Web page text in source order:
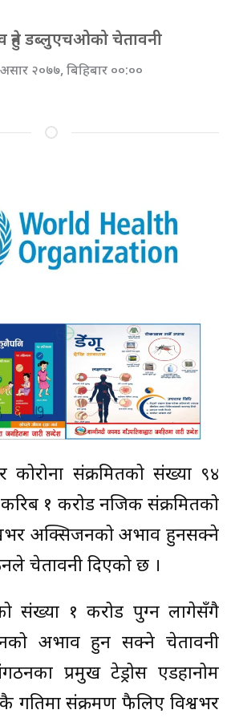
डब्लुएचओको चेतावनी
२०७७, बिहिबार ००:००
कोरोना संक्रमितको संख्या ९४
१ करोड नजिक संक्रमितको
अक्सिजनको अभाव हुनसक्ने
चेतावनी दिएको छ ।
संख्या १ करोड पुग्न लागेसँगै
अभाव हुन सक्ने चेतावनी
प्रमुख टेड्रोस एडहानोम
गतिमा संक्रमण फैलिए विश्वभर